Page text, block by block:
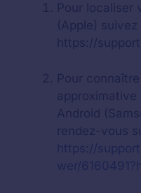
Pour localiser
(Apple) suivez
https://
Pour
approximative
Android
rendez-vous
https://
wer/